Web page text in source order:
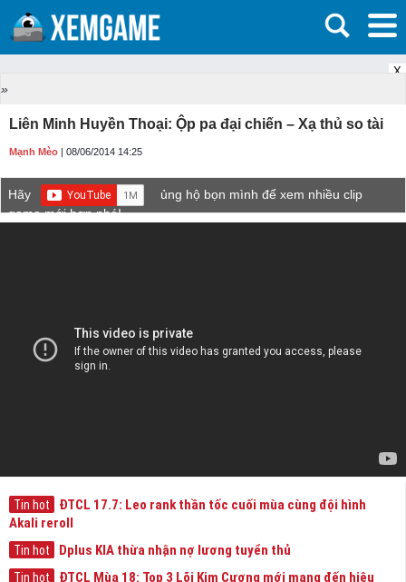
X
»
Liên Minh Huyền Thoại: Ộp pa đại chiến – Xạ thủ so tài
Mạnh Mèo | 08/06/2014 14:25
Hãy
ủng hộ bọn mình để xem nhiều clip
game mới hơn nhé!
Tin hot
ĐTCL 17.7: Leo rank thần tốc cuối mùa cùng đội hình
Akali reroll
Tin hot Dplus KIA thừa nhận nợ lương tuyển thủ
Tin hot
ĐTCL Mùa 18: Top 3 Lõi Kim Cương mới mang đến hiệu